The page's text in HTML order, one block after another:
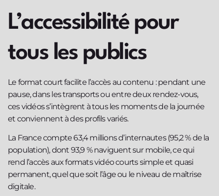
L’accessibilité pour
tous les publics
Le format court facilite l’accès au contenu : pendant une
pause, dans les transports ou entre deux rendez-vous,
ces vidéos s’intègrent à tous les moments de la journée
et conviennent à des profils variés.
La France compte 63,4 millions d’internautes (95,2 % de la
population), dont 93,9 % naviguent sur mobile, ce qui
rend l’accès aux formats vidéo courts simple et quasi
permanent, quel que soit l’âge ou le niveau de maîtrise
digitale.